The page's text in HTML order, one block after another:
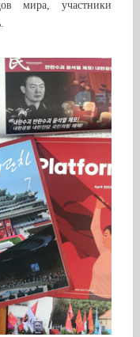
мира, участники